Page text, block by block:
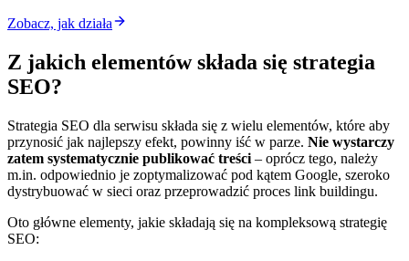
Zobacz, jak działa
Z jakich elementów składa się strategia
SEO?
Strategia SEO dla serwisu składa się z wielu elementów, które aby
przynosić jak najlepszy efekt, powinny iść w parze. Nie wystarczy
zatem systematycznie publikować treści – oprócz tego, należy
m.in. odpowiednio je zoptymalizować pod kątem Google, szeroko
dystrybuować w sieci oraz przeprowadzić proces link buildingu.
Oto główne elementy, jakie składają się na kompleksową strategię
SEO: